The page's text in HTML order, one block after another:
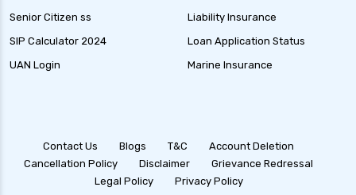
Senior Citizen ss
SIP Calculator 2024
UAN Login
Liability Insurance
Loan Application Status
Marine Insurance
Contact Us Blogs T&C
Account Deletion
Cancellation Policy
Disclaimer
Grievance Redressal
Legal Policy
Privacy Policy